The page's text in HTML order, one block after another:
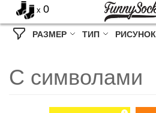
x 0
РАЗМЕР ТИП РИСУНОК
С символами